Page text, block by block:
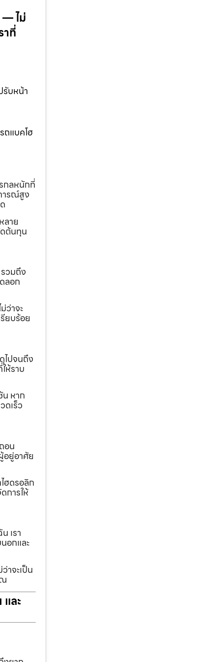
— ไม่
าที่
รับหน้า
ถแบคโฮ
กลหนักที่
ารณ์สูง
ลาย
ต้นทุน
วมถึง
ลอก
ว่าจะ
ยบร้อย
ไปจนถึง
ห้ราบ
หาก
ดเร็ว
อน
อยู่อาศัย
ฮดรอลิก
การให้
เรา
อกและ
าจะเป็น
ละ